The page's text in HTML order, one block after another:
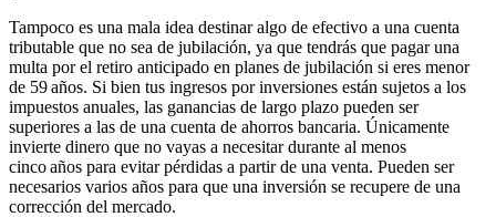
Tampoco es una mala idea destinar algo de efectivo a una cuenta
tributable que no sea de jubilación, ya que tendrás que pagar una
multa por el retiro anticipado en planes de jubilación si eres menor
de 59 años. Si bien tus ingresos por inversiones están sujetos a los
impuestos anuales, las ganancias de largo plazo pueden ser
superiores a las de una cuenta de ahorros bancaria. Únicamente
invierte dinero que no vayas a necesitar durante al menos
cinco años para evitar pérdidas a partir de una venta. Pueden ser
necesarios varios años para que una inversión se recupere de una
corrección del mercado.